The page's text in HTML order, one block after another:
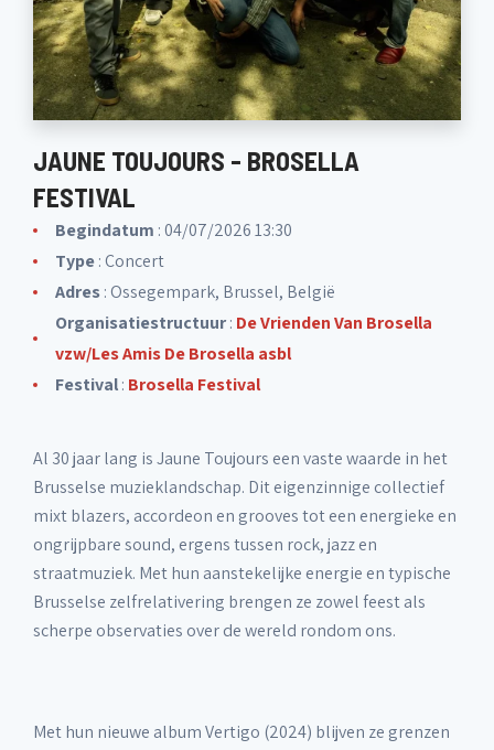
JAUNE TOUJOURS - BROSELLA
FESTIVAL
Begindatum : 04/07/2026 13:30
Type: Concert
Adres: Ossegempark, Brussel, België
Organisatiestructuur: De Vrienden Van Brosella
vzw/Les Amis De Brosella asbl
Festival: Brosella Festival
Al 30 jaar lang is Jaune Toujours een vaste waarde in het
Brusselse muzieklandschap. Dit eigenzinnige collectief
mixt blazers, accordeon en grooves tot een energieke en
ongrijpbare sound, ergens tussen rock, jazz en
straatmuziek. Met hun aanstekelijke energie en typische
Brusselse zelfrelativering brengen ze zowel feest als
scherpe observaties over de wereld rondom ons.
Met hun nieuwe album Vertigo (2024) blijven ze grenzen